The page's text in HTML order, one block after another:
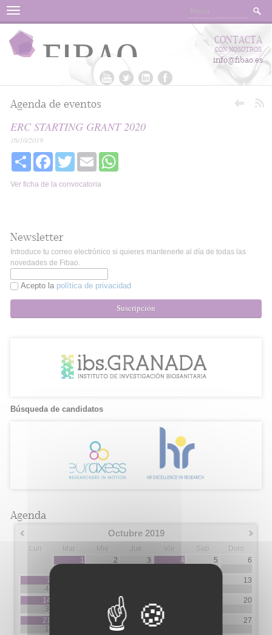
Menu
CONTACTA
CON NOSOTROS
info@fibao.es
Agenda de eventos
ERC STARTING GRANT 2020
16/10/2019
Share FacebookTwitter Email
Ver ficha de la convocatoria
Newsletter
Introduce tu correo electrónico si quieres mantenerte al día de todas las
novedades de Fibao.
Acepto la política de privacidad
Suscripción
Búsqueda de candidatos
Agenda
Octubre 2019
Lun Mar Mie Jue Vie Sab
Dom
1
2 3
4
5 6
7
4
13
14
3
2
6
20
21
1
23
2
24
5
27